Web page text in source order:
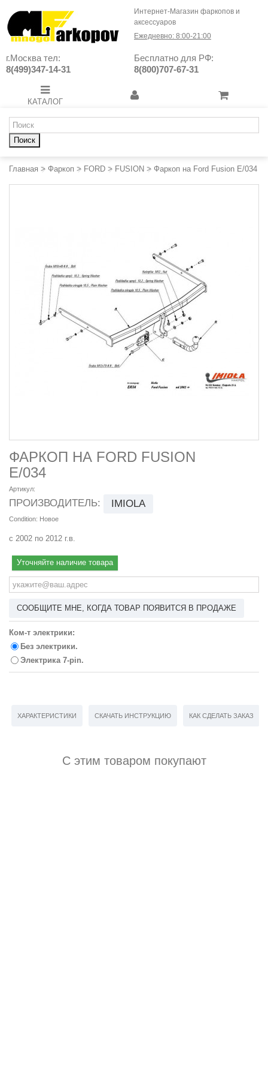
Интернет-Магазин фаркопов и
аксессуаров
Ежедневно: 8:00-21:00
г.Москва тел:
8(499)347-14-31
Бесплатно для РФ:
8(800)707-67-31
КАТАЛОГ
Поиск
Главная > Фаркоп > FORD > FUSION > Фаркоп на Ford Fusion E/034
ФАРКОП НА FORD FUSION
E/034
Артикул:
ПРОИЗВОДИТЕЛЬ: IMIOLA
Condition: Новое
с 2002 по 2012 г.в.
Уточняйте наличие товара
СООБЩИТЕ МНЕ, КОГДА ТОВАР ПОЯВИТСЯ В ПРОДАЖЕ
Ком-т электрики:
Без электрики.
Электрика 7-pin.
ХАРАКТЕРИСТИКИ СКАЧАТЬ ИНСТРУКЦИЮ КАК СДЕЛАТЬ ЗАКАЗ
С этим товаром покупают